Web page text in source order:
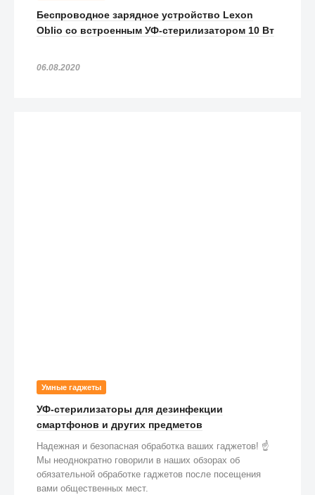
Беспроводное зарядное устройство Lexon
Oblio со встроенным УФ-стерилизатором 10 Вт
06.08.2020
Умные гаджеты
УФ-стерилизаторы для дезинфекции
смартфонов и других предметов
Надежная и безопасная обработка ваших гаджетов! ☝️
Мы неоднократно говорили в наших обзорах об
обязательной обработке гаджетов после посещения
вами общественных мест.